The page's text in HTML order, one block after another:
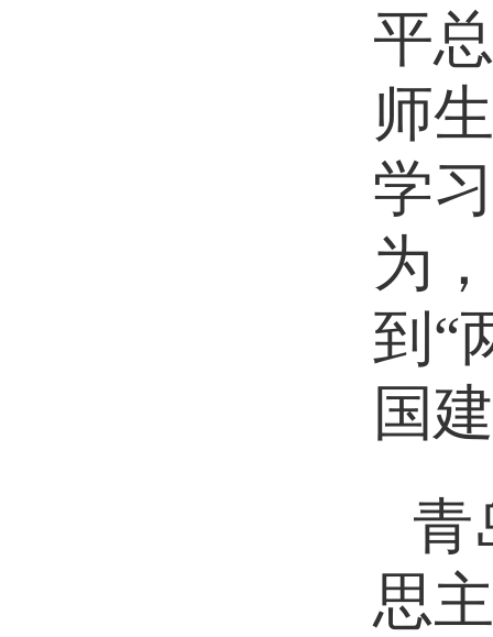
平
师
学
为
到“
国
青
思